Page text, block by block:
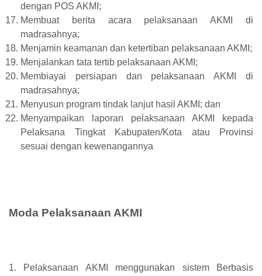
dengan POS AKMI;
Membuat berita acara pelaksanaan AKMI di
madrasahnya;
Menjamin keamanan dan ketertiban pelaksanaan AKMI;
Menjalankan tata tertib pelaksanaan AKMI;
Membiayai persiapan dan pelaksanaan AKMI di
madrasahnya;
Menyusun program tindak lanjut hasil AKMI; dan
Menyampaikan laporan pelaksanaan AKMI kepada
Pelaksana Tingkat Kabupaten/Kota atau Provinsi
sesuai dengan kewenangannya
Moda Pelaksanaan AKMI
1. Pelaksanaan AKMI menggunakan sistem Berbasis